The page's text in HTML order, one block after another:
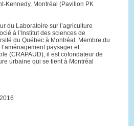
Kennedy, Montréal (Pavillon PK
du Laboratoire sur l’agriculture
à l’Institut des sciences de
du Québec à Montréal. Membre du
paysager et
(CRAPAUD), il est cofondateur de
urbaine qui se tient à Montréal